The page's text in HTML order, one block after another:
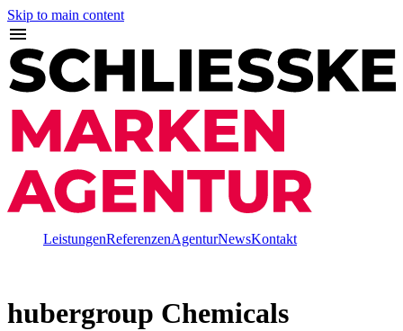
Skip to main content
LeistungenReferenzenAgenturNewsKontakt
hubergroup Chemicals